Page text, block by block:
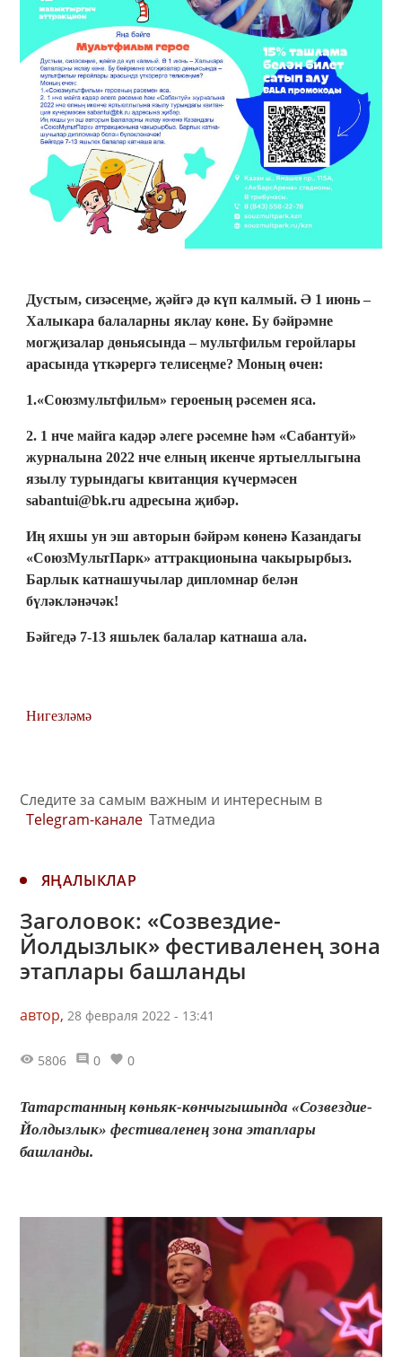
Дустым, сизәсеңме, җәйгә дә күп калмый. Ә 1 июнь –
Халыкара балаларны яклау көне. Бу бәйрәмне
могҗизалар дөньясында – мультфильм геройлары
арасында үткәрергә телисеңме? Моның өчен:
1.«Союзмультфильм» героеның рәсемен яса.
2. 1 нче майга кадәр әлеге рәсемне һәм «Сабантуй»
журналына 2022 нче елның икенче яртыеллыгына
язылу турындагы квитанция күчермәсен
sabantui@bk.ru адресына җибәр.
Иң яхшы ун эш авторын бәйрәм көненә Казандагы
«СоюзМультПарк» аттракционына чакырырбыз.
Барлык катнашучылар дипломнар белән
бүләкләнәчәк!
Бәйгедә 7-13 яшьлек балалар катнаша ала.
Нигезләмә
Следите за самым важным и интересным в
Telegram-канале Татмедиа
ЯҢАЛЫКЛАР
Заголовок: «Созвездие-
Йолдызлык» фестиваленең зона
этаплары башланды
автор, 28 февраля 2022 - 13:41
5806 0 0
Татарстанның көньяк-көнчыгышында «Созвездие-
Йолдызлык» фестиваленең зона этаплары
башланды.